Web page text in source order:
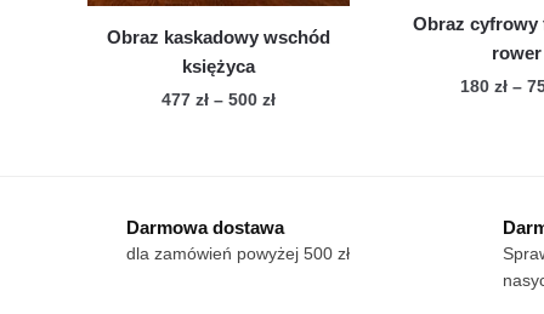
produktu
Obraz kaskadowy wschód
księżyca
477 zł – 500 złZakres
500 zł
wiele
wariantów.
Obraz cyfrowy
rower
180 zł –
Darmowa dostawa
dla zamówień powyżej 500 zł